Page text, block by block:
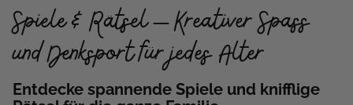
Spiele & Rätsel – Kreativer Spass
und Denksport für jedes Alter
Entdecke spannende Spiele und knifflige